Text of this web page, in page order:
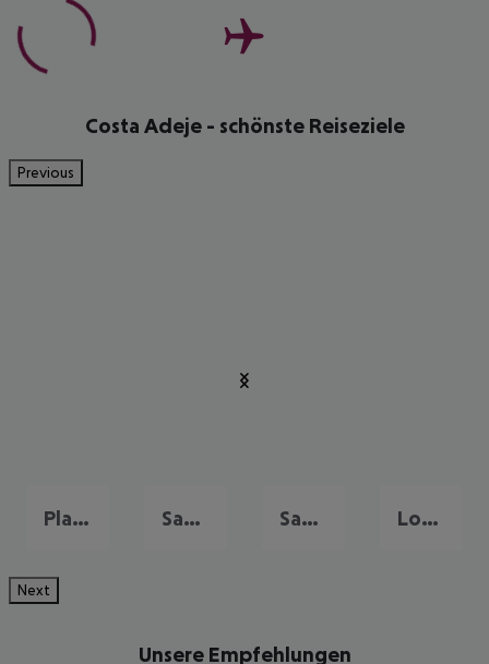
Costa Adeje - schönste Reiseziele
Previous
Playa de las Americas Santa Cruz de Tenerife San Miguel de Abona Los Christianos
Next
Unsere Empfehlungen